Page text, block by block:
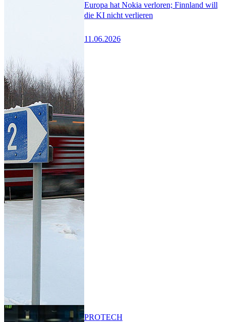
Europa hat Nokia verloren; Finnland will
die KI nicht verlieren
11.06.2026
PROTECH